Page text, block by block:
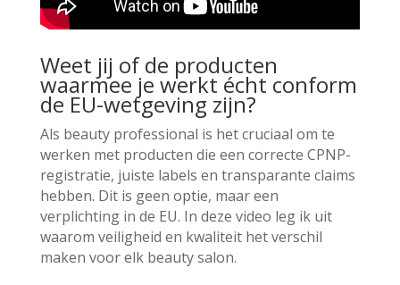
Weet jij of de producten
waarmee je werkt écht conform
de EU-wetgeving zijn?
Als beauty professional is het cruciaal om te
werken met producten die een correcte CPNP-
registratie, juiste labels en transparante claims
hebben. Dit is geen optie, maar een
verplichting in de EU. In deze video leg ik uit
waarom veiligheid en kwaliteit het verschil
maken voor elk beauty salon.